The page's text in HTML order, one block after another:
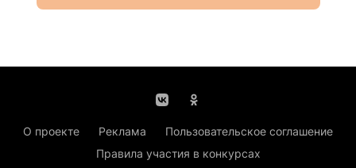
О проекте Реклама
Пользовательское соглашение
Правила участия в конкурсах